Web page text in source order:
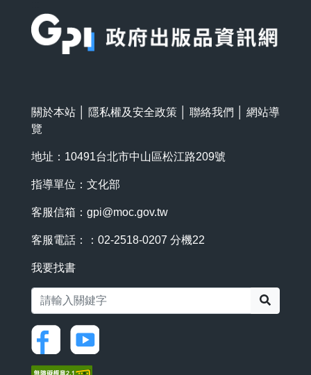
關於本站 隱私權及安全政策 聯絡我們
網站導
覽
地址：10491台北市中山區松江路209號
指導單位：文化部
客服信箱： gpi@moc.gov.tw
客服電話：：02-2518-0207 分機22
我要找書